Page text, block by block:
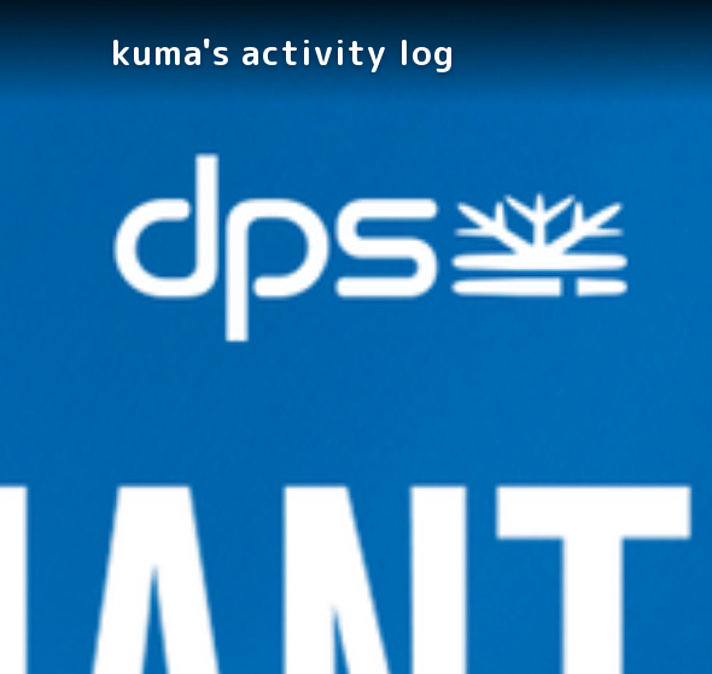
kuma's activity log